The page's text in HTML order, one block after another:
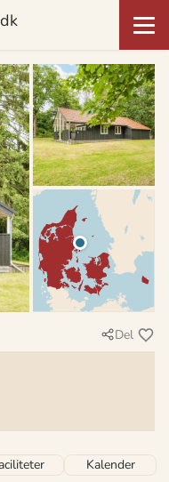
Del
Kalender